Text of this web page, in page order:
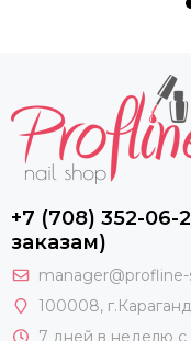
+7 (708) 352-06-
заказам)
100008,
7 дней в неделю с